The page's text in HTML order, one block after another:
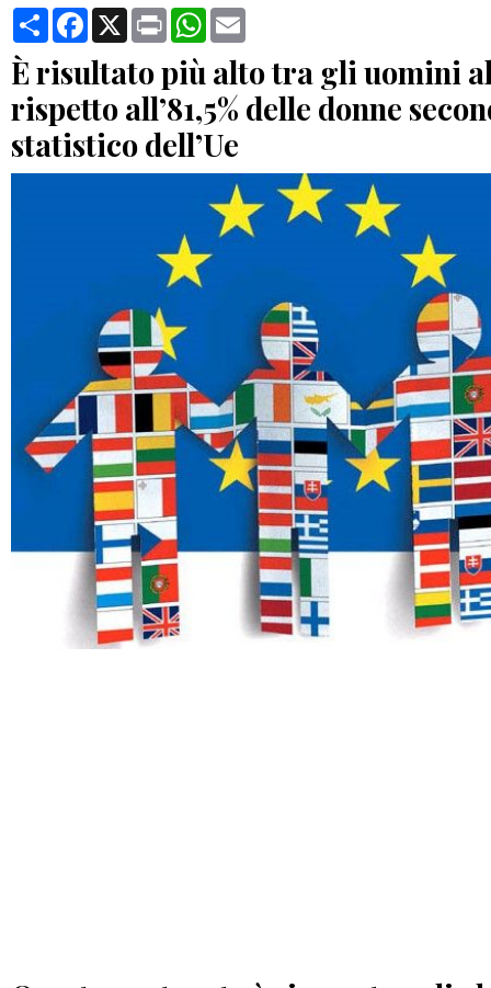
CondividiFacebook
X Print WhatsApp
È risultato più alto tra gli uomini
rispetto all’81,5% delle donne
statistico dell’Ue